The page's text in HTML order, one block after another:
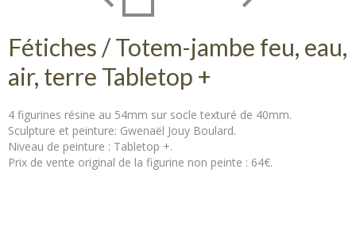
Fétiches / Totem-jambe feu, eau,
air, terre Tabletop +
4 figurines résine au 54mm sur socle texturé de 40mm.
Sculpture et peinture: Gwenaël Jouy Boulard.
Niveau de peinture : Tabletop +.
Prix de vente original de la figurine non peinte : 64€.